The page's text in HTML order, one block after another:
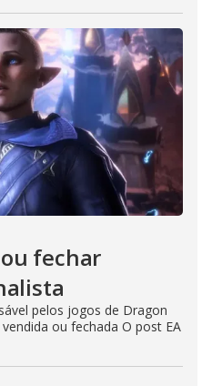
fechar
pelos jogos de Dragon
ou fechada O post EA